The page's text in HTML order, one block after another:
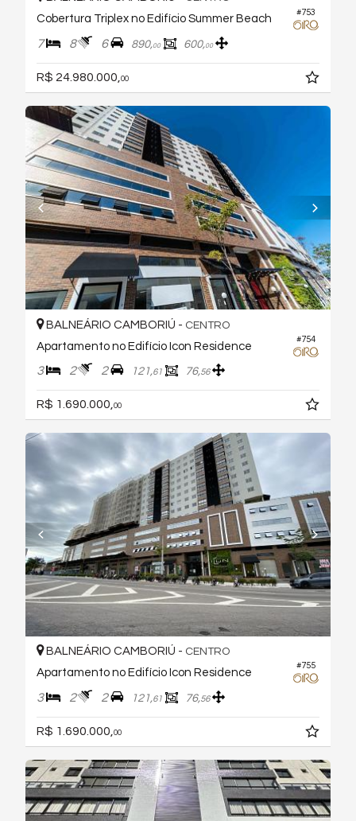
#753
Cobertura Triplex no Edifício Summer Beach
7 8 6 890,00 600,00
R$ 24.980.000,00
#754
BALNEÁRIO CAMBORIÚ - CENTRO
Apartamento no Edifício Icon Residence
3 2 2 121,61 76,56
R$ 1.690.000, 00
#755
BALNEÁRIO CAMBORIÚ - CENTRO
Apartamento no Edifício Icon Residence
3 2 2 121,61 76,56
R$ 1.690.000, 00